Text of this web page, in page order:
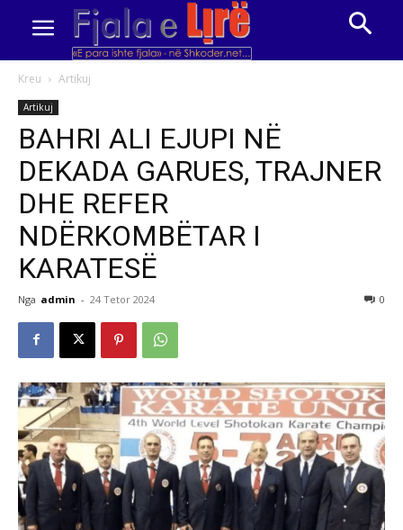
Kreu Artikuj
Artikuj
BAHRI ALI EJUPI NË
DEKADA GARUES, TRAJNER
DHE REFER
NDËRKOMBËTAR I
KARATESË
Nga admin - 24 Tetor 2024 0